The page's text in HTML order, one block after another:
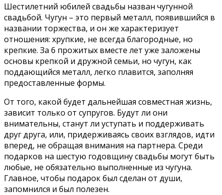
Шестилетний юбилей свадьбы назван чугунной
свадьбой. Чугун – это первый металл, появившийся в
названии торжества, и он же характеризует
отношения: хрупкие, не всегда благородные, но
крепкие. За 6 прожитых вместе лет уже заложены
основы крепкой и дружной семьи, но чугун, как
поддающийся металл, легко плавится, заполняя
предоставленные формы.
От того, какой будет дальнейшая совместная жизнь,
зависит только от супругов. Будут ли они
внимательны, станут ли уступать и поддерживать
друг друга, или, придерживаясь своих взглядов, идти
вперед, не обращая внимания на партнера. Среди
подарков на шестую годовщину свадьбы могут быть
любые, не обязательно выполненные из чугуна.
Главное, чтобы подарок был сделан от души,
запомнился и был полезен.